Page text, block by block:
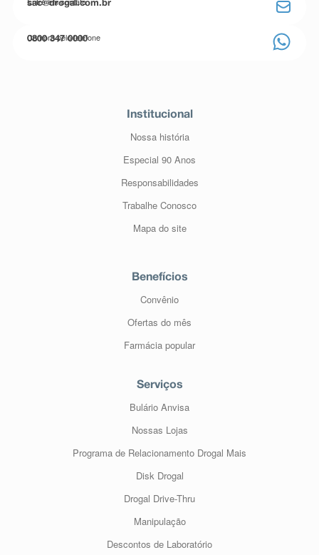
sac@drogal.com.br
Compre pelo telefone
0800 347 0000
Institucional
Nossa história
Especial 90 Anos
Responsabilidades
Trabalhe Conosco
Mapa do site
Benefícios
Convênio
Ofertas do mês
Farmácia popular
Serviços
Bulário Anvisa
Nossas Lojas
Programa de Relacionamento Drogal Mais
Disk Drogal
Drogal Drive-Thru
Manipulação
Descontos de Laboratório